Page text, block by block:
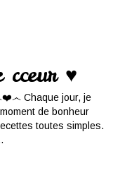
cœur ♥
Chaque jour, je
de bonheur
toutes simples.